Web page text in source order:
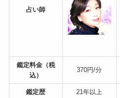
占い師
鑑定料金（税
込）
370円/分
鑑定歴 21年以上